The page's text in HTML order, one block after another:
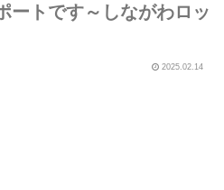
ートです～しながわロッ
2025.02.14